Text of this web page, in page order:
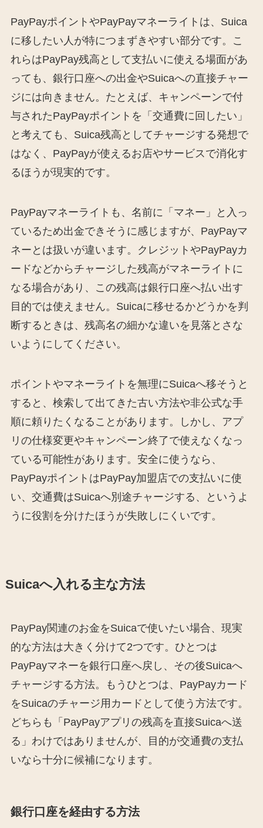
PayPayポイントやPayPayマネーライトは、Suica
に移したい人が特につまずきやすい部分です。こ
れらはPayPay残高として支払いに使える場面があ
っても、銀行口座への出金やSuicaへの直接チャー
ジには向きません。たとえば、キャンペーンで付
与されたPayPayポイントを「交通費に回したい」
と考えても、Suica残高としてチャージする発想で
はなく、PayPayが使えるお店やサービスで消化す
るほうが現実的です。
PayPayマネーライトも、名前に「マネー」と入っ
ているため出金できそうに感じますが、PayPayマ
ネーとは扱いが違います。クレジットやPayPayカ
ードなどからチャージした残高がマネーライトに
なる場合があり、この残高は銀行口座へ払い出す
目的では使えません。Suicaに移せるかどうかを判
断するときは、残高名の細かな違いを見落とさな
いようにしてください。
ポイントやマネーライトを無理にSuicaへ移そうと
すると、検索して出てきた古い方法や非公式な手
順に頼りたくなることがあります。しかし、アプ
リの仕様変更やキャンペーン終了で使えなくなっ
ている可能性があります。安全に使うなら、
PayPayポイントはPayPay加盟店での支払いに使
い、交通費はSuicaへ別途チャージする、というよ
うに役割を分けたほうが失敗しにくいです。
Suicaへ入れる主な方法
PayPay関連のお金をSuicaで使いたい場合、現実
的な方法は大きく分けて2つです。ひとつは
PayPayマネーを銀行口座へ戻し、その後Suicaへ
チャージする方法。もうひとつは、PayPayカード
をSuicaのチャージ用カードとして使う方法です。
どちらも「PayPayアプリの残高を直接Suicaへ送
る」わけではありませんが、目的が交通費の支払
いなら十分に候補になります。
銀行口座を経由する方法